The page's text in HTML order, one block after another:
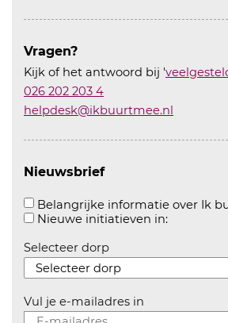
Vragen?
Kijk of het antwoord bij '
026 202 203 4
helpdesk@ikbuurtmee.nl
Nieuwsbrief
Belangrijke informatie over Ik
Nieuwe initiatieven in:
Selecteer dorp
Vul je e-mailadres in